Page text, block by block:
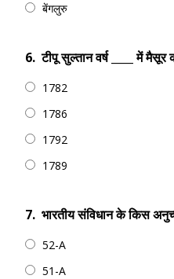
बेंगलुरु
6. टीपू सुल्तान वर्ष ____ में
1782
1786
1792
1789
7. भारतीय संविधान के किस
52-A
51-A